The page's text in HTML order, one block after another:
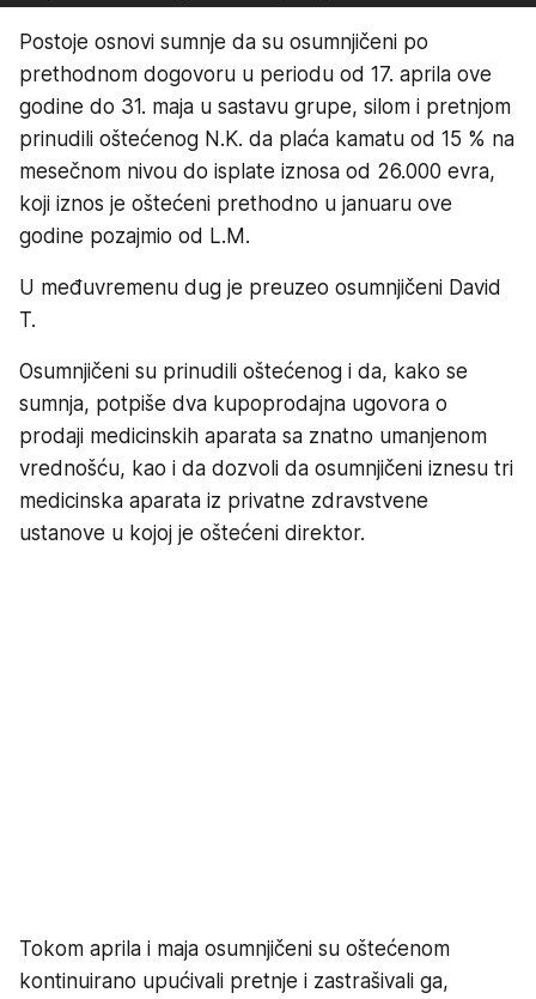
Postoje osnovi sumnje da su osumnjičeni po
prethodnom dogovoru u periodu od 17. aprila ove
godine do 31. maja u sastavu grupe, silom i pretnjom
prinudili oštećenog N.K. da plaća kamatu od 15 % na
mesečnom nivou do isplate iznosa od 26.000 evra,
koji iznos je oštećeni prethodno u januaru ove
godine pozajmio od L.M.
U međuvremenu dug je preuzeo osumnjičeni David
T.
Osumnjičeni su prinudili oštećenog i da, kako se
sumnja, potpiše dva kupoprodajna ugovora o
prodaji medicinskih aparata sa znatno umanjenom
vrednošću, kao i da dozvoli da osumnjičeni iznesu tri
medicinska aparata iz privatne zdravstvene
ustanove u kojoj je oštećeni direktor.
Tokom aprila i maja osumnjičeni su oštećenom
kontinuirano upućivali pretnje i zastrašivali ga,